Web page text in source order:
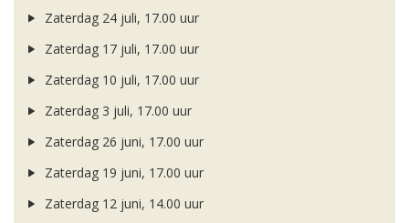
Zaterdag 24 juli, 17.00 uur
Zaterdag 17 juli, 17.00 uur
Zaterdag 10 juli, 17.00 uur
Zaterdag 3 juli, 17.00 uur
Zaterdag 26 juni, 17.00 uur
Zaterdag 19 juni, 17.00 uur
Zaterdag 12 juni, 14.00 uur